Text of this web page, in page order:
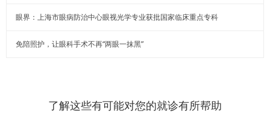
眼界：上海市眼病防治中心眼视光学专业获批国家临床重点专科
免陪照护，让眼科手术不再“两眼一抹黑”
了解这些有可能对您的就诊有所帮助